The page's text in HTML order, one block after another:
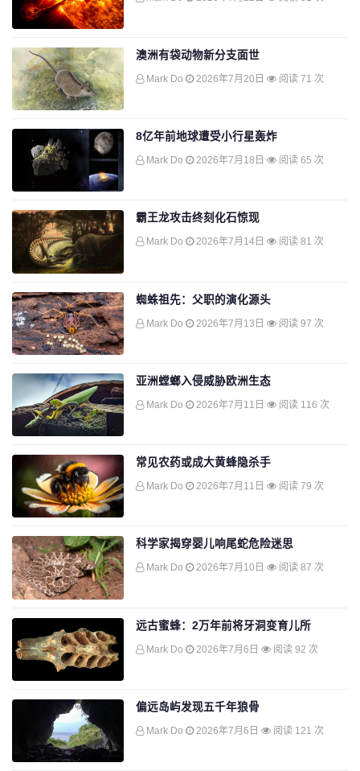
澳洲有袋动物新分支面世
Mark Do 2026年7月20日 阅读 71 次
8亿年前地球遭受小行星轰炸
Mark Do 2026年7月18日 阅读 65 次
霸王龙攻击终刻化石惊现
Mark Do 2026年7月14日 阅读 81 次
蜘蛛祖先：父职的演化源头
Mark Do 2026年7月13日 阅读 97 次
亚洲螳螂入侵威胁欧洲生态
Mark Do 2026年7月11日 阅读 116 次
常见农药或成大黄蜂隐杀手
Mark Do 2026年7月11日 阅读 79 次
科学家揭穿婴儿响尾蛇危险迷思
Mark Do 2026年7月10日 阅读 87 次
远古蜜蜂：2万年前将牙洞变育儿所
Mark Do 2026年7月6日 阅读 92 次
偏远岛屿发现五千年狼骨
Mark Do 2026年7月6日 阅读 121 次